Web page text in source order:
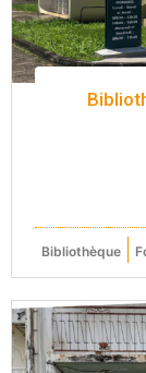
Bibliothèque